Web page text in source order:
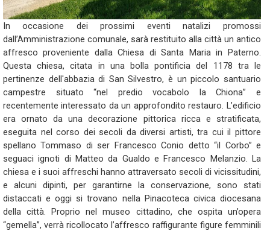
In occasione dei prossimi eventi natalizi promossi
dall’Amministrazione comunale, sarà restituito alla città un antico
affresco proveniente dalla Chiesa di Santa Maria in Paterno.
Questa chiesa, citata in una bolla pontificia del 1178 tra le
pertinenze dell'abbazia di San Silvestro, è un piccolo santuario
campestre situato “nel predio vocabolo la Chiona” e
recentemente interessato da un approfondito restauro. L’edificio
era ornato da una decorazione pittorica ricca e stratificata,
eseguita nel corso dei secoli da diversi artisti, tra cui il pittore
spellano Tommaso di ser Francesco Conio detto “il Corbo” e
seguaci ignoti di Matteo da Gualdo e Francesco Melanzio. La
chiesa e i suoi affreschi hanno attraversato secoli di vicissitudini,
e alcuni dipinti, per garantirne la conservazione, sono stati
distaccati e oggi si trovano nella Pinacoteca civica diocesana
della città. Proprio nel museo cittadino, che ospita un’opera
“gemella”, verrà ricollocato l’affresco raffigurante figure femminili